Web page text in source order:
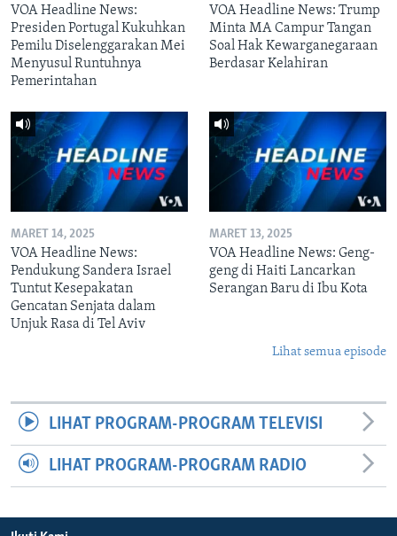
VOA Headline News:
Presiden Portugal Kukuhkan
Pemilu Diselenggarakan Mei
Menyusul Runtuhnya
Pemerintahan
VOA Headline News: Trump
Minta MA Campur Tangan
Soal Hak Kewarganegaraan
Berdasar Kelahiran
MARET 14, 2025
VOA Headline News:
Pendukung Sandera Israel
Tuntut Kesepakatan
Gencatan Senjata dalam
Unjuk Rasa di Tel Aviv
MARET 13, 2025
VOA Headline News: Geng-
geng di Haiti Lancarkan
Serangan Baru di Ibu Kota
Lihat semua episode
LIHAT PROGRAM-PROGRAM TELEVISI
LIHAT PROGRAM-PROGRAM RADIO